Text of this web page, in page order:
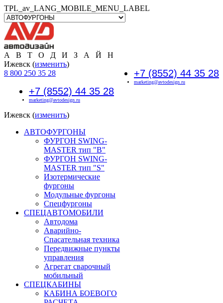
TPL_av_LANG_MOBILE_MENU_LABEL
А В Т О Д И З А Й Н
+7 (8552) 44 35 28
marketing@avtodesign.ru
Ижевск (изменить)
8 800 250 35 28
+7 (8552) 44 35 28
marketing@avtodesign.ru
Ижевск (изменить)
АВТОФУРГОНЫ
ФУРГОН SWING-
MASTER тип "B"
ФУРГОН SWING-
MASTER тип "S"
Изотермические
фургоны
Модульные фургоны
Спецфургоны
СПЕЦАВТОМОБИЛИ
Автодома
Аварийно-
Спасательная техника
Передвижные пункты
управления
Агрегат сварочный
мобильный
СПЕЦКАБИНЫ
КАБИНА БОЕВОГО